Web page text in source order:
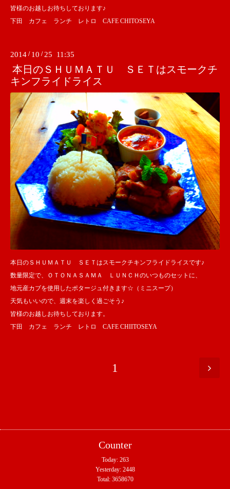
皆様のお越しお待ちしております♪
下田 カフェ ランチ レトロ CAFE CHITOSEYA
2014 / 10 /25 11:35
本日のＳＨＵＭＡＴＵ ＳＥＴはスモークチ
キンフライドライス
本日のＳＨＵＭＡＴＵ ＳＥＴはスモークチキンフライドライスです♪
数量限定で、ＯＴＯＮＡＳＡＭＡ ＬＵＮＣＨのいつものセットに、
地元産カブを使用したポタージュ付きます☆（ミニスープ）
天気もいいので、週末を楽しく過ごそう♪
皆様のお越しお待ちしております。
下田 カフェ ランチ レトロ CAFE CHIITOSEYA
1
Counter
Today: 263
Yesterday: 2448
Total: 3658670